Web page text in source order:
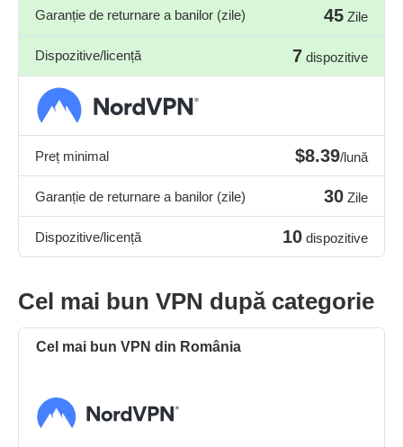
Garanție de returnare a banilor (zile) 45 Zile
Dispozitive/licență 7 dispozitive
Preț minimal $8.39/lună
Garanție de returnare a banilor (zile) 30 Zile
Dispozitive/licență 10 dispozitive
Cel mai bun VPN după categorie
Cel mai bun VPN din România